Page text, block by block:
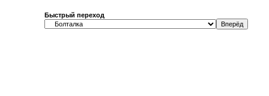
Быстрый переход